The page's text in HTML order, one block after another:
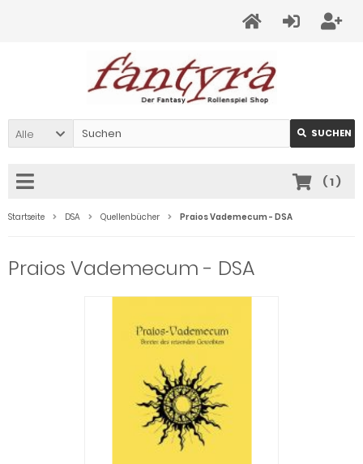
Alle SUCHEN
(1)
Startseite DSA Quellenbücher Praios Vademecum - DSA
Praios Vademecum - DSA